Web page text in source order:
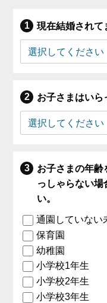
現在結婚されて
お子さまはいら
お子さまの年齢
っしゃらない場
い。
通園していない
保育園
幼稚園
小学校1年生
小学校2年生
小学校3年生